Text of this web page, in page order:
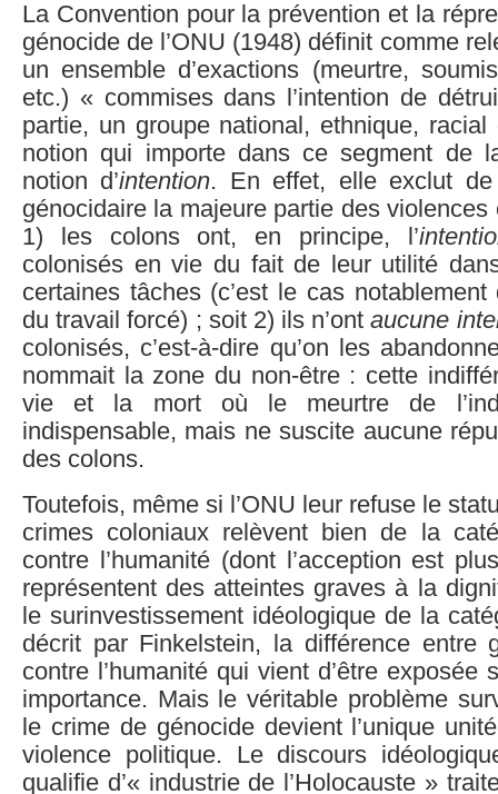
La Convention pour la prévention et la
génocide de l’ONU (1948) définit comme
un ensemble d’exactions (meurtre,
etc.) « commises dans l’intention de
partie, un groupe national, ethnique,
notion qui importe dans ce segment de
notion d’intention. En effet, elle exclut de
génocidaire la majeure partie des
1) les colons ont, en principe, l’
colonisés en vie du fait de leur utilité
certaines tâches (c’est le cas notablement
du travail forcé) ; soit 2) ils n’ontaucune
colonisés, c’est-à-dire qu’on les
nommait la zone du non-être : cette
vie et la mort où le meurtre de
indispensable, mais ne suscite aucune
des colons.
Toutefois, même si l’ONU leur refuse le
crimes coloniaux relèvent bien de la
contre l’humanité (dont l’acception est
représentent des atteintes graves à la
le surinvestissement idéologique de la
décrit par Finkelstein, la différence entre
contre l’humanité qui vient d’être exposée
importance. Mais le véritable problème
le crime de génocide devient l’unique
violence politique. Le discours
qualifie d’« industrie de l’Holocauste »